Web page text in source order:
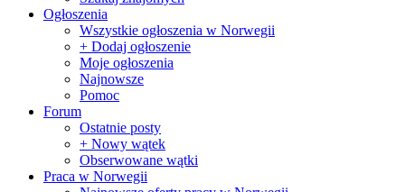
Ogłoszenia
Wszystkie ogłoszenia w Norwegii
+ Dodaj ogłoszenie
Moje ogłoszenia
Najnowsze
Pomoc
Forum
Ostatnie posty
+ Nowy wątek
Obserwowane wątki
Praca w Norwegii